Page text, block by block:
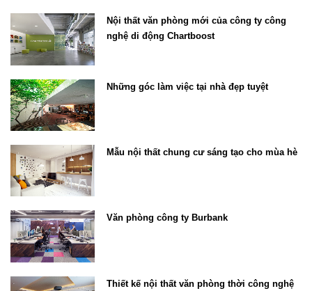
Nội thất văn phòng mới của công ty công
nghệ di động Chartboost
Những góc làm việc tại nhà đẹp tuyệt
Mẫu nội thất chung cư sáng tạo cho mùa hè
Văn phòng công ty Burbank
Thiết kế nội thất văn phòng thời công nghệ